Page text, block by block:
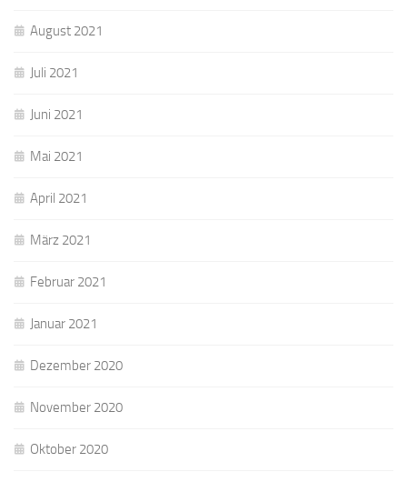
August 2021
Juli 2021
Juni 2021
Mai 2021
April 2021
März 2021
Februar 2021
Januar 2021
Dezember 2020
November 2020
Oktober 2020